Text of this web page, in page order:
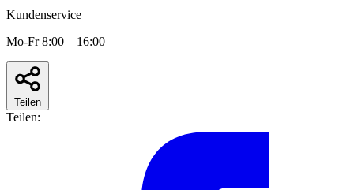
Kundenservice
Mo-Fr 8:00 – 16:00
Teilen
Teilen: